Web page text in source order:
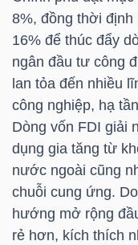
8%, đồng thời
16% để thúc đẩy
ngân đầu tư công
lan tỏa đến nhiều
công nghiệp, hạ
Dòng vốn FDI giải
dụng gia tăng từ
nước ngoài cũng
chuỗi cung ứng.
hướng mở rộng
rẻ hơn, kích thích
TIÊU
DÙNG
THIẾT
YẾU